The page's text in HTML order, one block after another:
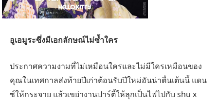
อูเอมูระซึ่งมีเอกลักษณ์ไม่ซ้ำใคร
ประกาศความงามที่ไม่เหมือนใครและไม่มีใครเหมือนของ
คุณในเทศกาลส่งท้ายปีเก่าต้อนรับปีใหม่อันน่าตื่นเต้นนี้ แดน
ซ์ให้กระจาย แล้วเขย่างานปาร์ตี้ให้ลุกเป็นไฟไปกับ shu x